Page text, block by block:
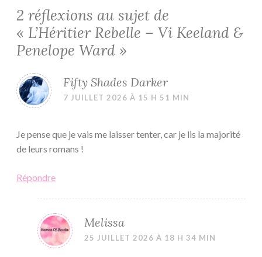
2 réflexions au sujet de
« L’Héritier Rebelle – Vi Keeland &
Penelope Ward »
Fifty Shades Darker
7 JUILLET 2026 À 15 H 51 MIN
Je pense que je vais me laisser tenter, car je lis la majorité
de leurs romans !
Répondre
Melissa
25 JUILLET 2026 À 18 H 34 MIN